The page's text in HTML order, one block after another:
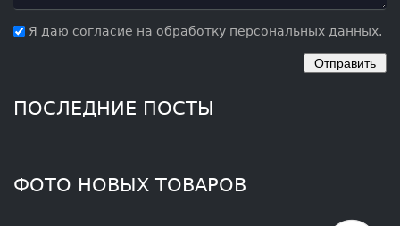
Я даю согласие на обработку персональных данных.
ПОСЛЕДНИЕ ПОСТЫ
ФОТО НОВЫХ ТОВАРОВ